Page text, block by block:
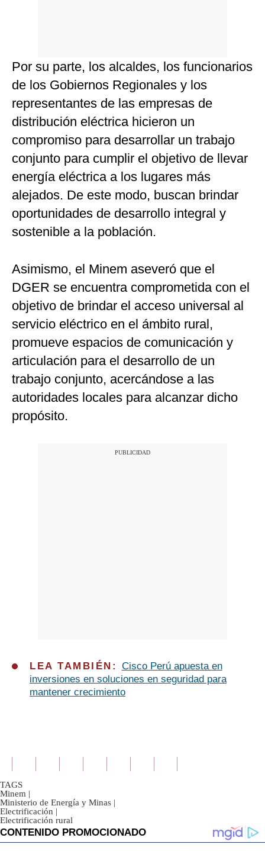
Por su parte, los alcaldes, los funcionarios
de los Gobiernos Regionales y los
representantes de las empresas de
distribución eléctrica hicieron un
compromiso para desarrollar un trabajo
conjunto para cumplir el objetivo de llevar
energía eléctrica a los lugares más
alejados. De este modo, buscan brindar
oportunidades de desarrollo integral y
sostenible a la población.
Asimismo, el Minem aseveró que el
DGER se encuentra comprometida con el
objetivo de brindar el acceso universal al
servicio eléctrico en el ámbito rural,
promueve espacios de comunicación y
articulación para el desarrollo de un
trabajo conjunto, acercándose a las
autoridades locales para alcanzar dicho
propósito.
LEA TAMBIÉN: Cisco Perú apuesta en
inversiones en soluciones en seguridad para
mantener crecimiento
TAGS
Minem |
Ministerio de Energía y Minas |
Electrificación |
Electrificación rural